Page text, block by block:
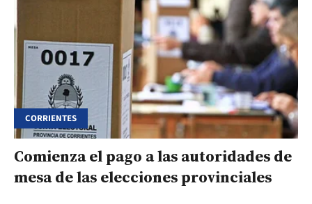
CORRIENTES
Comienza el pago a las autoridades de
mesa de las elecciones provinciales